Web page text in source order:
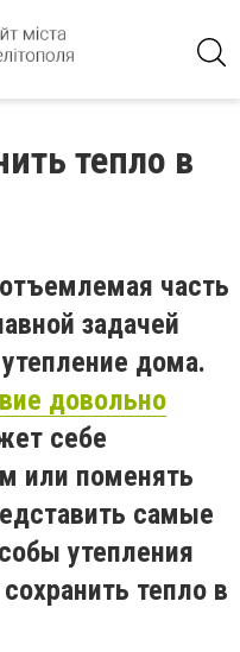
тепло в
часть
задачей
дома.
довольно
себе
или поменять
самые
утепления
тепло в